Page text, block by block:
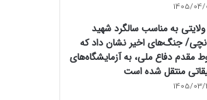
1405/
ولایتی به مناسب سالگرد شهید
جنگ‌های اخیر نشان داد که
مقدم دفاع ملی، به آزمایشگاه‌های
منتقل شده است
1405/